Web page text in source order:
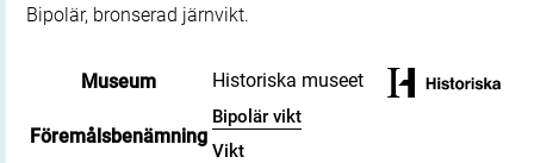
Bipolär, bronserad järnvikt.
Museum Historiska museet
Föremålsbenämning
Bipolär vikt
Vikt